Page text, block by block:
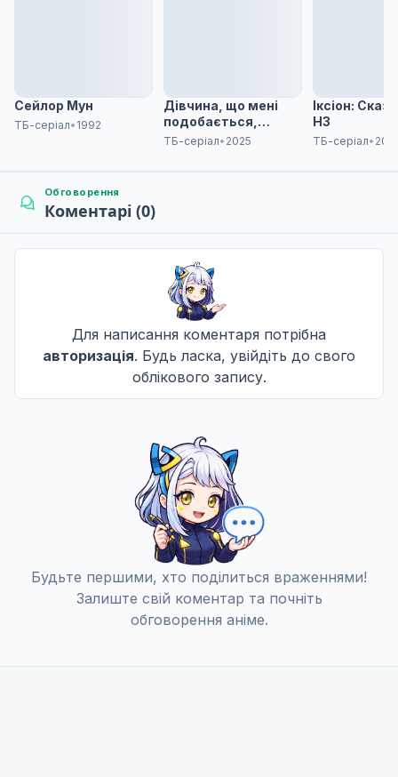
Код:Реалізувати
16 груд. 2017
Сейлор Мун
ТБ-серіал• 1992
Дівчина, що мені
подобається,
розмовляє
ТБ-серіал• 2025
Іксіон:
НЗ
ТБ-серіал• 2012
Обговорення
Коментарі (0)
Для написання коментаря потрібна
авторизація. Будь ласка, увійдіть до свого
облікового запису.
Будьте першими, хто поділиться враженнями!
Залиште свій коментар та почніть
обговорення аніме.